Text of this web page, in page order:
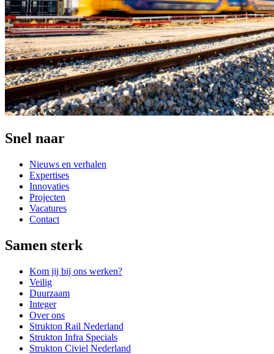
Snel naar
Nieuws en verhalen
Expertises
Innovaties
Projecten
Vacatures
Contact
Samen sterk
Kom jij bij ons werken?
Veilig
Duurzaam
Integer
Over ons
Strukton Rail Nederland
Strukton Infra Specials
Strukton Civiel Nederland